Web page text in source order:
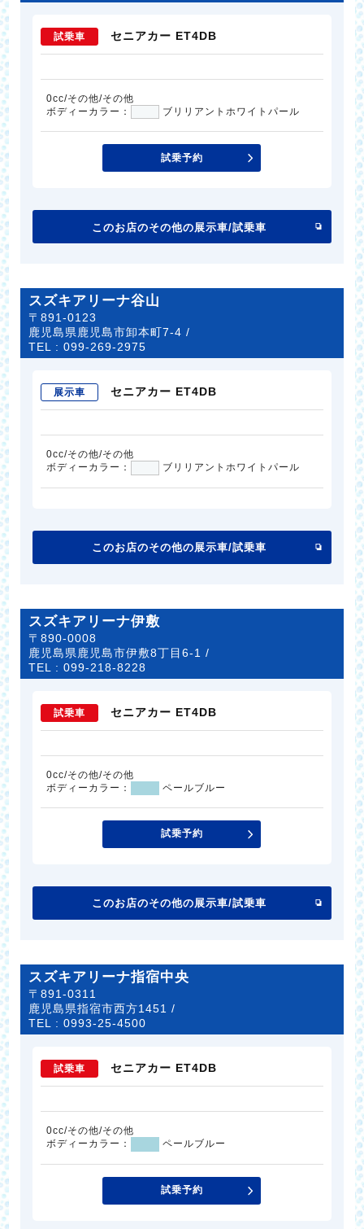
試乗車 セニアカー ET4DB
0cc/その他/その他
ボディーカラー：
ブリリアントホワイトパール
試乗予約
このお店のその他の展示車/試乗車
スズキアリーナ谷山
〒891-0123
鹿児島県鹿児島市卸本町7-4 /
TEL :099-269-2975
展示車 セニアカー ET4DB
0cc/その他/その他
ボディーカラー：
ブリリアントホワイトパール
このお店のその他の展示車/試乗車
スズキアリーナ伊敷
〒890-0008
鹿児島県鹿児島市伊敷8丁目6-1 /
TEL :099-218-8228
試乗車 セニアカー ET4DB
0cc/その他/その他
ボディーカラー：
ペールブルー
試乗予約
このお店のその他の展示車/試乗車
スズキアリーナ指宿中央
〒891-0311
鹿児島県指宿市西方1451 /
TEL :0993-25-4500
試乗車 セニアカー ET4DB
0cc/その他/その他
ボディーカラー：
ペールブルー
試乗予約